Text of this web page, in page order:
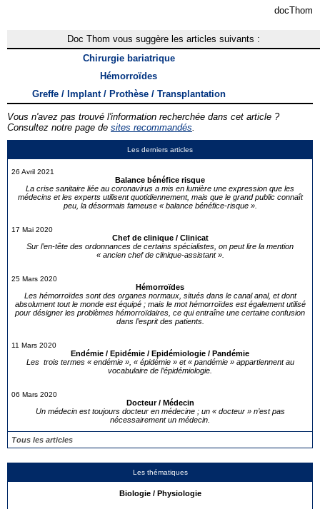
Les derniers articles
26 Avril 2021
Balance bénéfice risque
La crise sanitaire liée au coronavirus a mis en lumière une expression que les
médecins et les experts utilisent quotidiennement, mais que le grand public connaît
peu, la désormais fameuse « balance bénéfice-risque ».
17 Mai 2020
Chef de clinique / Clinicat
Sur l’en-tête des ordonnances de certains spécialistes, on peut lire la mention
« ancien chef de clinique-assistant ».
25 Mars 2020
Hémorroïdes
Les hémorroïdes sont des organes normaux, situés dans le canal anal, et dont
absolument tout le monde est équipé ; mais le mot hémorroïdes est également utilisé
pour désigner les problèmes hémorroïdaires, ce qui entraîne une certaine confusion
dans l’esprit des patients.
11 Mars 2020
Endémie / Epidémie / Epidémiologie / Pandémie
Les trois termes « endémie », « épidémie » et « pandémie » appartiennent au
vocabulaire de l’épidémiologie.
06 Mars 2020
Docteur / Médecin
Un médecin est toujours docteur en médecine ; un « docteur » n’est pas
nécessairement un médecin.
Tous les articles
Les thématiques
Biologie / Physiologie
docThom
Doc Thom vous suggère les articles suivants :
Chirurgie bariatrique
Hémorroïdes
Greffe / Implant / Prothèse / Transplantation
Vous n'avez pas trouvé l'information recherchée dans cet article ?
Consultez notre page de sites recommandés.